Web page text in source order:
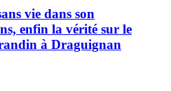
vie dans son
enfin la vérité sur le
à Draguignan